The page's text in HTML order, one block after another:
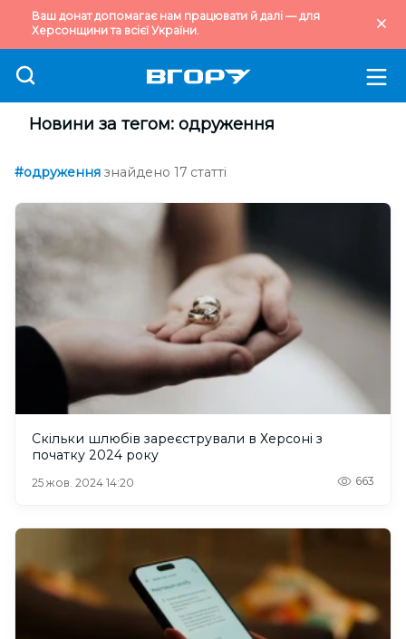
Ваш донат допомагає нам працювати й далі — для
Херсонщини та всієї України.
Новини за тегом: одруження
#одруження знайдено 17 статті
Скільки шлюбів зареєстрували в Херсоні з
початку 2024 року
25 жов. 2024 14:20 663